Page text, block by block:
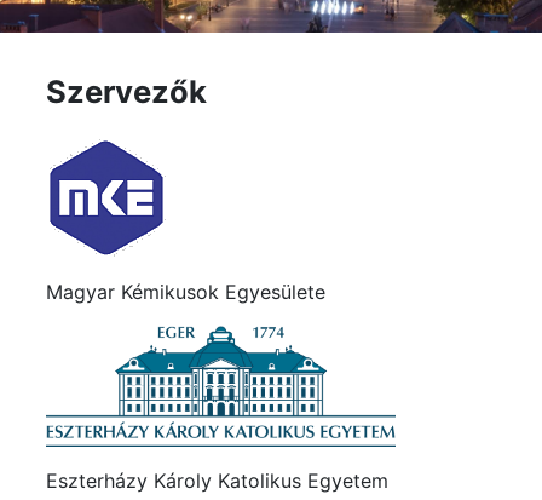
Szervezők
Magyar Kémikusok Egyesülete
Eszterházy Károly Katolikus Egyetem